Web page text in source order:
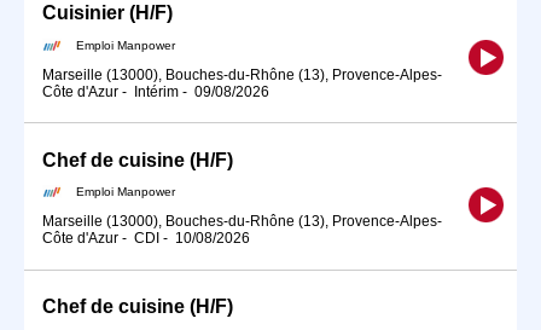
Cuisinier (H/F)
Emploi Manpower
Marseille (13000), Bouches-du-Rhône (13), Provence-Alpes-
Côte d'Azur - Intérim - 09/08/2026
Chef de cuisine (H/F)
Emploi Manpower
Marseille (13000), Bouches-du-Rhône (13), Provence-Alpes-
Côte d'Azur - CDI - 10/08/2026
Chef de cuisine (H/F)